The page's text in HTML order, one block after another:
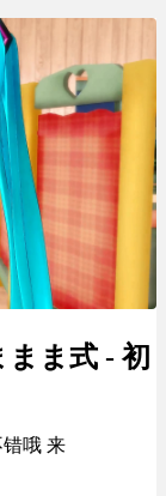
ま式 - 初
哦 来